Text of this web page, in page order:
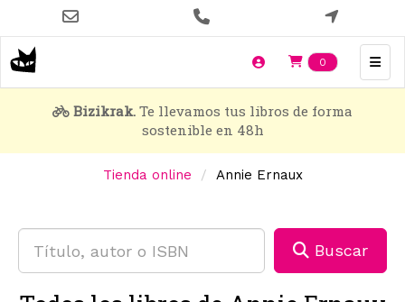
contenido
principal
0 Items en
Bizikrak. Te llevamos tus libros de forma
sostenible en 48h
Tienda online Annie Ernaux
Buscar